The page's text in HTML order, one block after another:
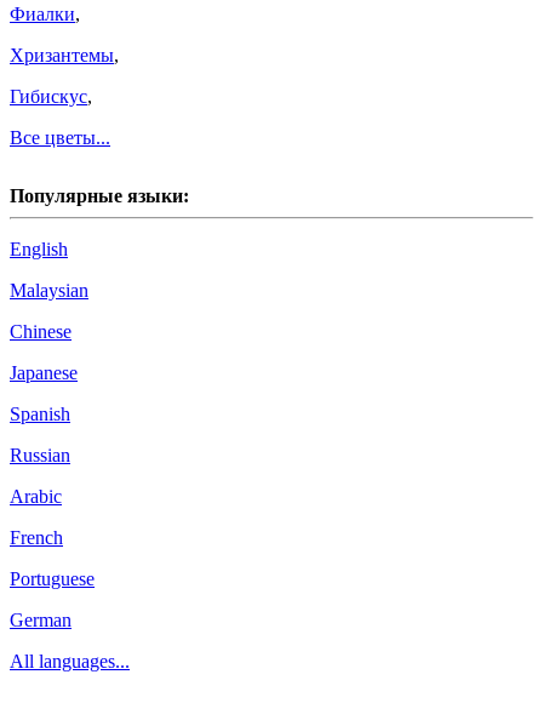
Фиалки,
Хризантемы,
Гибискус,
Все цветы...
Популярные языки:
English
Malaysian
Chinese
Japanese
Spanish
Russian
Arabic
French
Portuguese
German
All languages...